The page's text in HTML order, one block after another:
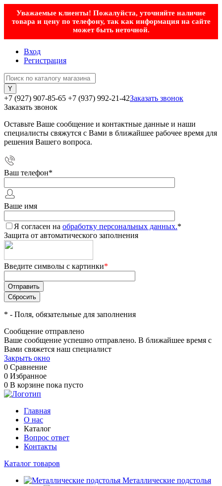
Уважаемые клиенты! Пожалуйста, уточняйте наличие
товара и цену по телефону, так как информация на сайте
может быть неточной.
Вход
Регистрация
+7 (927) 907-85-65 +7 (937) 992-21-42Заказать звонок
Заказать звонок
Оставьте Ваше сообщение и контактные данные и наши
специалисты свяжутся с Вами в ближайшее рабочее время для
решения Вашего вопроса.
Ваш телефон*
Ваше имя
Я согласен на обработку персональных данных.*
Защита от автоматического заполнения
Введите символы с картинки*
* - Поля, обязательные для заполнения
Сообщение отправлено
Ваше сообщение успешно отправлено. В ближайшее время с
Вами свяжется наш специалист
Закрыть окно
0 Сравнение
0 Избранное
0 В корзине пока пусто
Главная
О нас
Каталог
Вопрос ответ
Контакты
Каталог товаров
Металлические подстолья